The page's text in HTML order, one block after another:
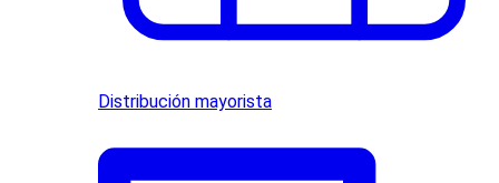
Distribución mayorista